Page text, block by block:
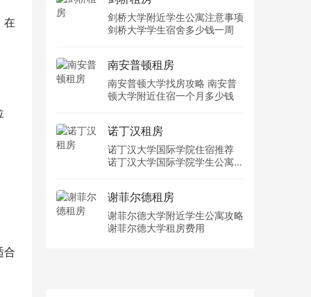
在
合
剑桥大学附近学生公寓注意事项
剑桥大学学生宿舍多少钱一周
南安普顿租房
南安普顿大学找房攻略 南安普
顿大学附近住宿一个月多少钱
诺丁汉租房
诺丁汉大学国际学院住宿推荐
诺丁汉大学国际学院学生公寓多
谢菲尔德租房
谢菲尔德大学附近学生公寓攻略
谢菲尔德大学租房费用